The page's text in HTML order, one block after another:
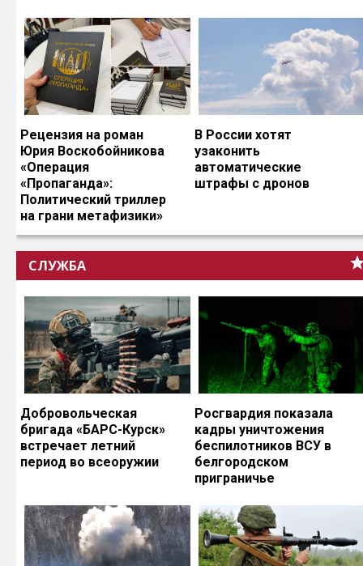
Рецензия на роман
Юрия Воскобойникова
«Операция
«Пропаганда»:
Политический триллер
на грани метафизики»
В России хотят
узаконить
автоматические
штрафы с дронов
СЛУЖБА
Добровольческая
бригада «БАРС-Курск»
встречает летний
период во всеоружии
Росгвардия показала
кадры уничтожения
беспилотников ВСУ в
белгородском
приграничье